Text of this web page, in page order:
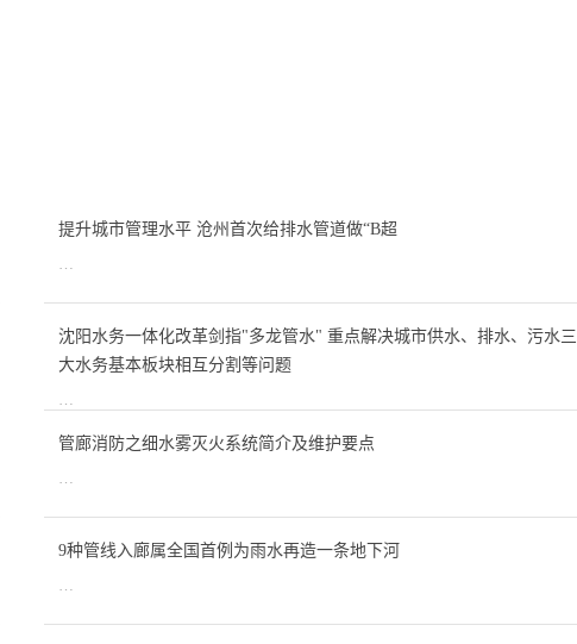
提升城市管理水平 沧州首次给排水管道做“B超
…
沈阳水务一体化改革剑指"多龙管水" 重点解决城市供水、排水、污水三
大水务基本板块相互分割等问题
…
管廊消防之细水雾灭火系统简介及维护要点
…
9种管线入廊属全国首例为雨水再造一条地下河
…